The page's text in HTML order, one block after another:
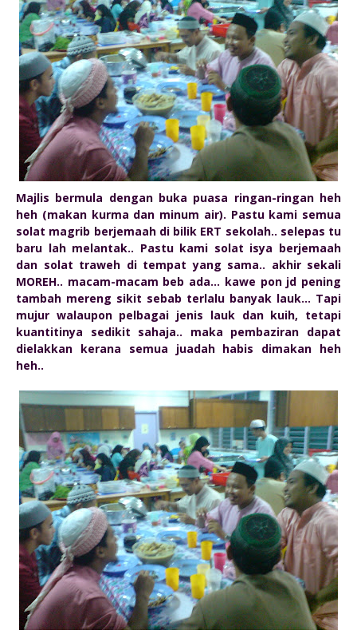
Majlis bermula dengan buka puasa ringan-ringan heh
heh (makan kurma dan minum air). Pastu kami semua
solat magrib berjemaah di bilik ERT sekolah.. selepas tu
baru lah melantak.. Pastu kami solat isya berjemaah
dan solat traweh di tempat yang sama.. akhir sekali
MOREH.. macam-macam beb ada... kawe pon jd pening
tambah mereng sikit sebab terlalu banyak lauk... Tapi
mujur walaupon pelbagai jenis lauk dan kuih, tetapi
kuantitinya sedikit sahaja.. maka pembaziran dapat
dielakkan kerana semua juadah habis dimakan heh
heh..